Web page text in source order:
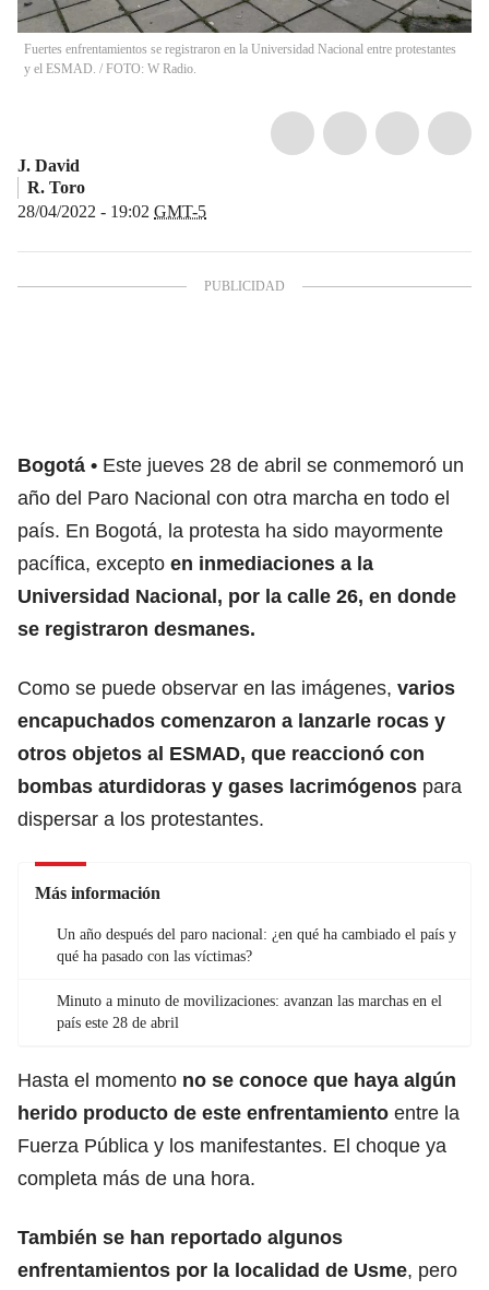
Fuertes enfrentamientos se registraron en la Universidad Nacional entre protestantes
y el ESMAD. / FOTO: W Radio.
J. David
R. Toro
28/04/2022 - 19:02 GMT-5
Bogotá
Este jueves 28 de abril se conmemoró un
año del Paro Nacional con otra marcha en todo el
país. En Bogotá, la protesta ha sido mayormente
pacífica, excepto en inmediaciones a la
Universidad Nacional, por la calle 26, en donde
se registraron desmanes.
Como se puede observar en las imágenes, varios
encapuchados comenzaron a lanzarle rocas y
otros objetos al ESMAD, que reaccionó con
bombas aturdidoras y gases lacrimógenos para
dispersar a los protestantes.
Más información
Un año después del paro nacional: ¿en qué ha cambiado el país y
qué ha pasado con las víctimas?
Minuto a minuto de movilizaciones: avanzan las marchas en el
país este 28 de abril
Hasta el momento no se conoce que haya algún
herido producto de este enfrentamiento entre la
Fuerza Pública y los manifestantes. El choque ya
completa más de una hora.
También se han reportado algunos
enfrentamientos por la localidad de Usme, pero